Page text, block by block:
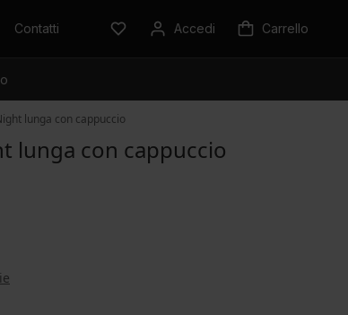
Contatti Accedi Carrello
lunga con cappuccio
lunga con cappuccio